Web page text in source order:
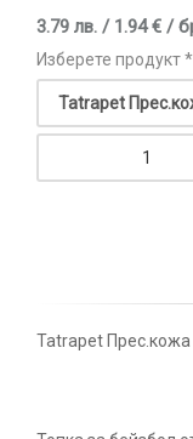
3.79 лв. / 1.94 € /
Изберете продукт *
Tatrapet Прес.кожа